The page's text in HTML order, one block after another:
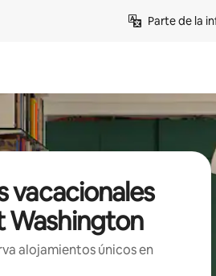
Parte de la
vacacionales
Washington
alojamientos únicos en